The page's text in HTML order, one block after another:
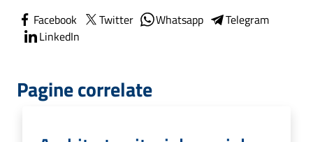
Facebook Twitter Whatsapp
Telegram
LinkedIn
Pagine correlate